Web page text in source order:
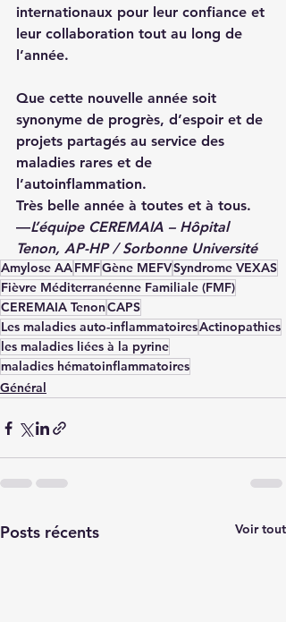
internationaux pour leur confiance et
leur collaboration tout au long de
l’année.
Que cette nouvelle année soit
synonyme de progrès, d’espoir et de
projets partagés au service des
maladies rares et de
l’autoinflammation.
Très belle année à toutes et à tous.
—L’équipe CEREMAIA – Hôpital
Tenon, AP-HP / Sorbonne Université
Amylose AAFMFGène MEFVSyndrome VEXAS
Fièvre Méditerranéenne Familiale (FMF)
CEREMAIA TenonCAPS
Les maladies auto-inflammatoiresActinopathies
les maladies liées à la pyrine
maladies hématoinflammatoires
Général
Posts récents Voir tout